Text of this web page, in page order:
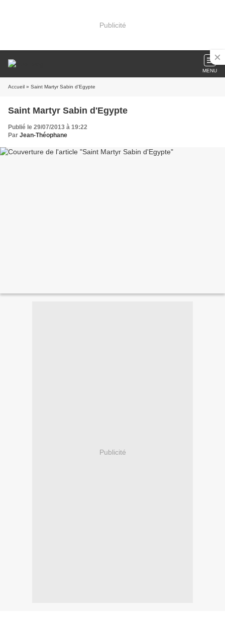
Publicité
MENU
Accueil » Saint Martyr Sabin d'Egypte
Saint Martyr Sabin d'Egypte
Publié le 29/07/2013 à 19:22
Par Jean-Théophane
Publicité